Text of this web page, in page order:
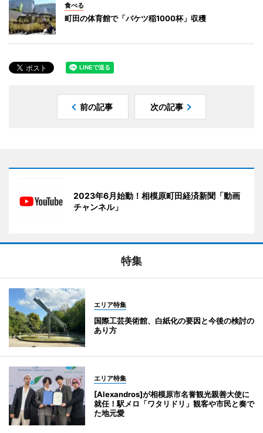
食べる
町田の体育館で「バケツ稲1000杯」収穫
前の記事 次の記事
2023年6月始動！相模原町田経済新聞「動画
チャンネル」
特集
エリア特集
国際工芸美術館、白紙化の要因と今後の検討の
あり方
エリア特集
[Alexandros]が相模原市名誉観光親善大使に
就任！駅メロ「ワタリドリ」観客や市民と奏で
た地元愛